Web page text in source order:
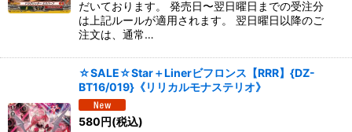
だいております。 発売日〜翌日曜日までの受注分
は上記ルールが適用されます。 翌日曜日以降のご
注文は、通常…
☆SALE☆Star＋Linerビフロンス【RRR】{DZ-
BT16/019}《リリカルモナステリオ》
580円(税込)